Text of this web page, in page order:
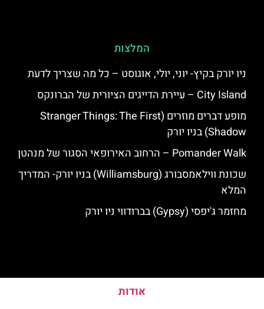
המלצות
ניו יורק בקיץ- יוני, יולי, אוגוסט – כל מה שצריך לדעת
City Island – עיירת הדייגים הציורית של הברונקס
מופע דברים מוזרים (Stranger Things: The First
Shadow) בניו יורק
Pomander Walk – הרחוב האירופאי הסגור של מנהטן
שכונת ווילאמסבורג (Williamsburg) בניו יורק- המדריך
המלא
מחזמר ג'יפסי (Gypsy) בברודווי ניו יורק
אודות